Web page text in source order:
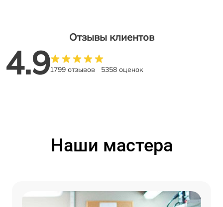
Отзывы клиентов
4.91799 отзывов 5358 оценок
Наши мастера